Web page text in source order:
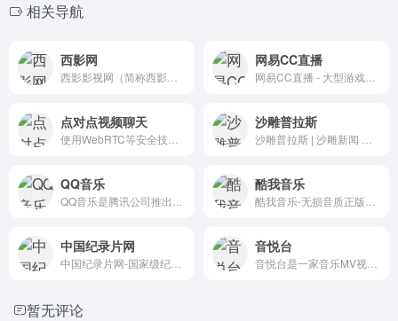
相关导航
西影网 网易CC直播
点对点视频聊天 沙雕普拉斯
QQ音乐 酷我音乐
中国纪录片网 音悦台
暂无评论